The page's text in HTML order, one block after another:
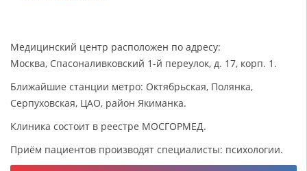
Медицинский центр расположен по адресу:
Москва, Спасоналивковский 1-й переулок, д. 17, корп. 1.
Ближайшие станции метро: Октябрьская, Полянка,
Серпуховская, ЦАО, район Якиманка.
Клиника состоит в реестре МОСГОРМЕД.
Приём пациентов производят специалисты: психологии.